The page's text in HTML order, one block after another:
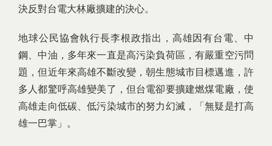
決反對台電大林廠擴建的決心。
地球公民協會執行長李根政指出，高雄因有台電、中
鋼、中油，多年來一直是高污染負荷區，有嚴重空污問
題，但近年來高雄不斷改變，朝生態城市目標邁進，許
多人都驚呼高雄變美了，但台電卻要擴建燃煤電廠，使
高雄走向低碳、低污染城市的努力幻滅，「無疑是打高
雄一巴掌」。